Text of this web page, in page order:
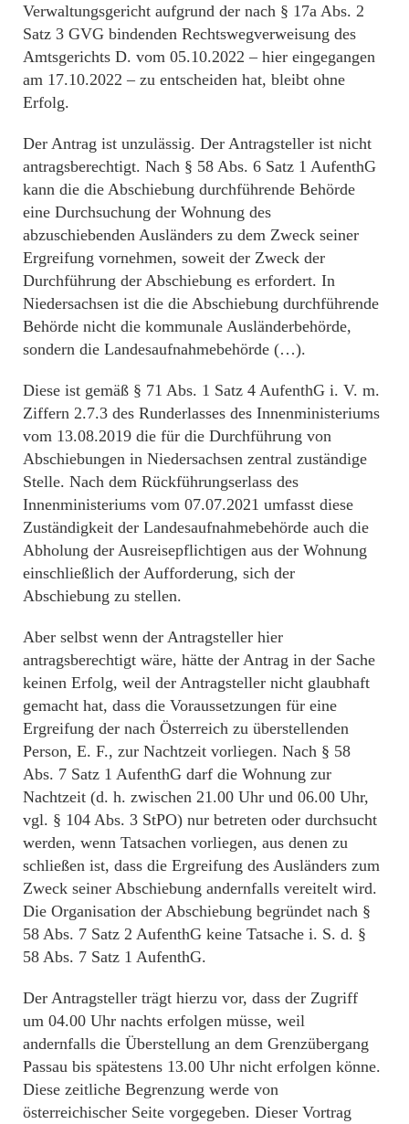
Verwaltungsgericht aufgrund der nach § 17a Abs. 2
Satz 3 GVG bindenden Rechtswegverweisung des
Amtsgerichts D. vom 05.10.2022 – hier eingegangen
am 17.10.2022 – zu entscheiden hat, bleibt ohne
Erfolg.
Der Antrag ist unzulässig. Der Antragsteller ist nicht
antragsberechtigt. Nach § 58 Abs. 6 Satz 1 AufenthG
kann die die Abschiebung durchführende Behörde
eine Durchsuchung der Wohnung des
abzuschiebenden Ausländers zu dem Zweck seiner
Ergreifung vornehmen, soweit der Zweck der
Durchführung der Abschiebung es erfordert. In
Niedersachsen ist die die Abschiebung durchführende
Behörde nicht die kommunale Ausländerbehörde,
sondern die Landesaufnahmebehörde (…).
Diese ist gemäß § 71 Abs. 1 Satz 4 AufenthG i. V. m.
Ziffern 2.7.3 des Runderlasses des Innenministeriums
vom 13.08.2019 die für die Durchführung von
Abschiebungen in Niedersachsen zentral zuständige
Stelle. Nach dem Rückführungserlass des
Innenministeriums vom 07.07.2021 umfasst diese
Zuständigkeit der Landesaufnahmebehörde auch die
Abholung der Ausreisepflichtigen aus der Wohnung
einschließlich der Aufforderung, sich der
Abschiebung zu stellen.
Aber selbst wenn der Antragsteller hier
antragsberechtigt wäre, hätte der Antrag in der Sache
keinen Erfolg, weil der Antragsteller nicht glaubhaft
gemacht hat, dass die Voraussetzungen für eine
Ergreifung der nach Österreich zu überstellenden
Person, E. F., zur Nachtzeit vorliegen. Nach § 58
Abs. 7 Satz 1 AufenthG darf die Wohnung zur
Nachtzeit (d. h. zwischen 21.00 Uhr und 06.00 Uhr,
vgl. § 104 Abs. 3 StPO) nur betreten oder durchsucht
werden, wenn Tatsachen vorliegen, aus denen zu
schließen ist, dass die Ergreifung des Ausländers zum
Zweck seiner Abschiebung andernfalls vereitelt wird.
Die Organisation der Abschiebung begründet nach §
58 Abs. 7 Satz 2 AufenthG keine Tatsache i. S. d. §
58 Abs. 7 Satz 1 AufenthG.
Der Antragsteller trägt hierzu vor, dass der Zugriff
um 04.00 Uhr nachts erfolgen müsse, weil
andernfalls die Überstellung an dem Grenzübergang
Passau bis spätestens 13.00 Uhr nicht erfolgen könne.
Diese zeitliche Begrenzung werde von
österreichischer Seite vorgegeben. Dieser Vortrag